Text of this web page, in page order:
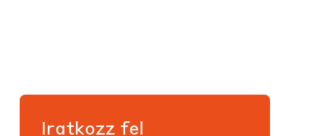
Iratkozz fel